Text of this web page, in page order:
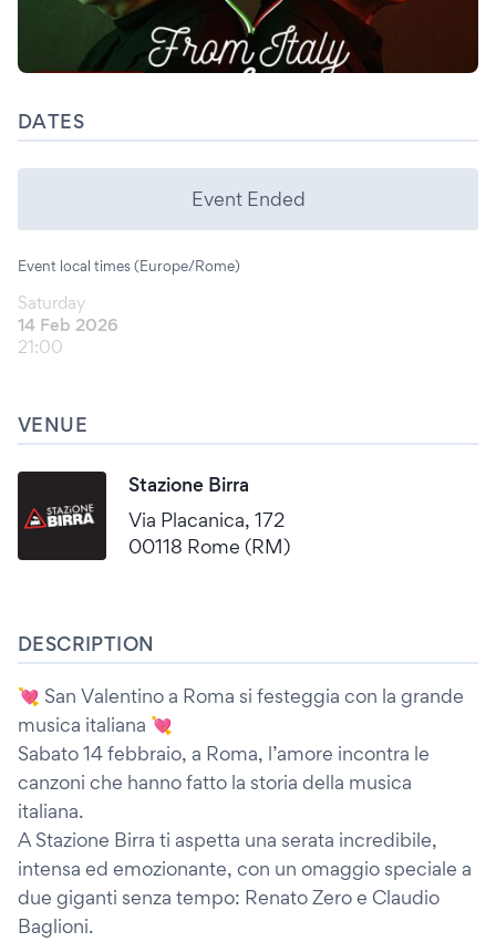
DATES
Event Ended
Event local times (Europe/Rome)
Saturday
14 Feb 2026
21:00
VENUE
Stazione Birra
Via Placanica, 172
00118 Rome (RM)
DESCRIPTION
💘 San Valentino a Roma si festeggia con la grande
musica italiana 💘
Sabato 14 febbraio, a Roma, l’amore incontra le
canzoni che hanno fatto la storia della musica
italiana.
A Stazione Birra ti aspetta una serata incredibile,
intensa ed emozionante, con un omaggio speciale a
due giganti senza tempo: Renato Zero e Claudio
Baglioni.